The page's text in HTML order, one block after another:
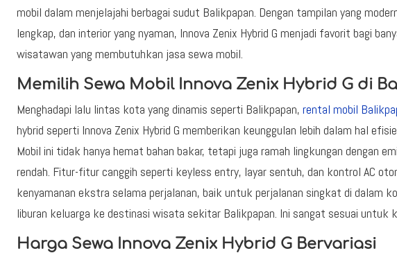
mobil dalam menjelajahi berbagai sudut Balikpapan. Dengan tampilan yang
lengkap, dan interior yang nyaman, Innova Zenix Hybrid G menjadi favorit bagi
wisatawan yang membutuhkan jasa sewa mobil.
Memilih Sewa Mobil Innova Zenix Hybrid G di
Menghadapi lalu lintas kota yang dinamis seperti Balikpapan, rental mobil
hybrid seperti Innova Zenix Hybrid G memberikan keunggulan lebih dalam hal
Mobil ini tidak hanya hemat bahan bakar, tetapi juga ramah lingkungan dengan
rendah. Fitur-fitur canggih seperti keyless entry, layar sentuh, dan kontrol AC
kenyamanan ekstra selama perjalanan, baik untuk perjalanan singkat di dalam
liburan keluarga ke destinasi wisata sekitar Balikpapan. Ini sangat sesuai untuk
Harga Sewa Innova Zenix Hybrid G Bervariasi